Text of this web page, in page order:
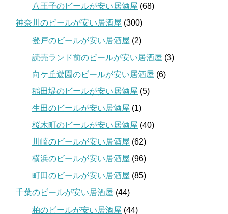
八王子のビールが安い居酒屋 (68)
神奈川のビールが安い居酒屋 (300)
登戸のビールが安い居酒屋 (2)
読売ランド前のビールが安い居酒屋 (3)
向ケ丘遊園のビールが安い居酒屋 (6)
稲田堤のビールが安い居酒屋 (5)
生田のビールが安い居酒屋 (1)
桜木町のビールが安い居酒屋 (40)
川崎のビールが安い居酒屋 (62)
横浜のビールが安い居酒屋 (96)
町田のビールが安い居酒屋 (85)
千葉のビールが安い居酒屋 (44)
柏のビールが安い居酒屋 (44)